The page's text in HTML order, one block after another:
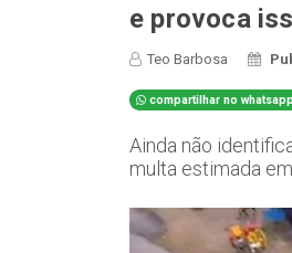
e provoca
Teo Barbosa
compartilhar no whatsapp
Ainda não
multa estimada